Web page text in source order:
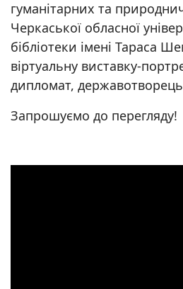
гуманітарних та
Черкаської обласної
бібліотеки імені Тараса
віртуальну виставку-
дипломат,
Запрошуємо до перегляду!